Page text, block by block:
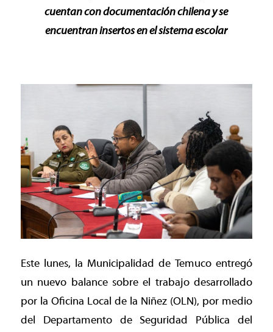
cuentan con documentación chilena y se
encuentran insertos en el sistema escolar
Este lunes, la Municipalidad de Temuco entregó
un nuevo balance sobre el trabajo desarrollado
por la Oficina Local de la Niñez (OLN), por medio
del Departamento de Seguridad Pública del